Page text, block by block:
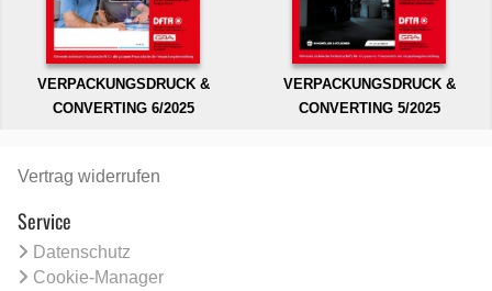
VERPACKUNGSDRUCK &
CONVERTING 6/2025
VERPACKUNGSDRUCK &
CONVERTING 5/2025
Vertrag widerrufen
Service
Datenschutz
Cookie-Manager